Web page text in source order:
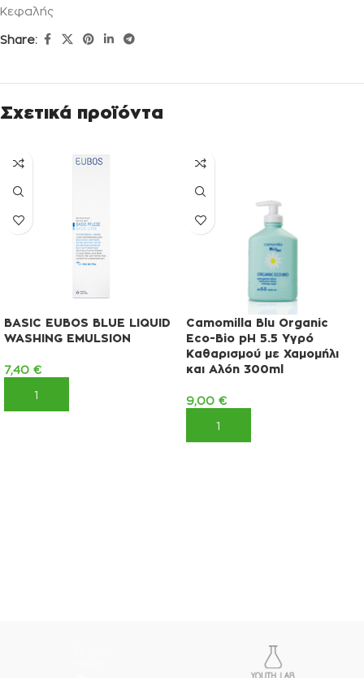
Κεφαλής
Share:
Σχετικά προϊόντα
BASIC EUBOS BLUE LIQUID
WASHING EMULSION
7,40 €
ΠΡΟΣΘΉΚΗ ΣΤΟ ΚΑΛΆΘΙ
Camomilla Blu Organic
Eco-Bio pH 5.5 Υγρό
Καθαρισμού με Χαμομήλι
και Αλόη 300ml
9,00 €
ΠΡΟΣΘΉΚΗ ΣΤΟ ΚΑΛΆΘΙ